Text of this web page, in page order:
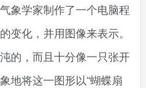
象学家制作了一个电脑程
变化，并用图像来表示。
的，而且十分像一只张开
地将这一图形以“蝴蝶扇